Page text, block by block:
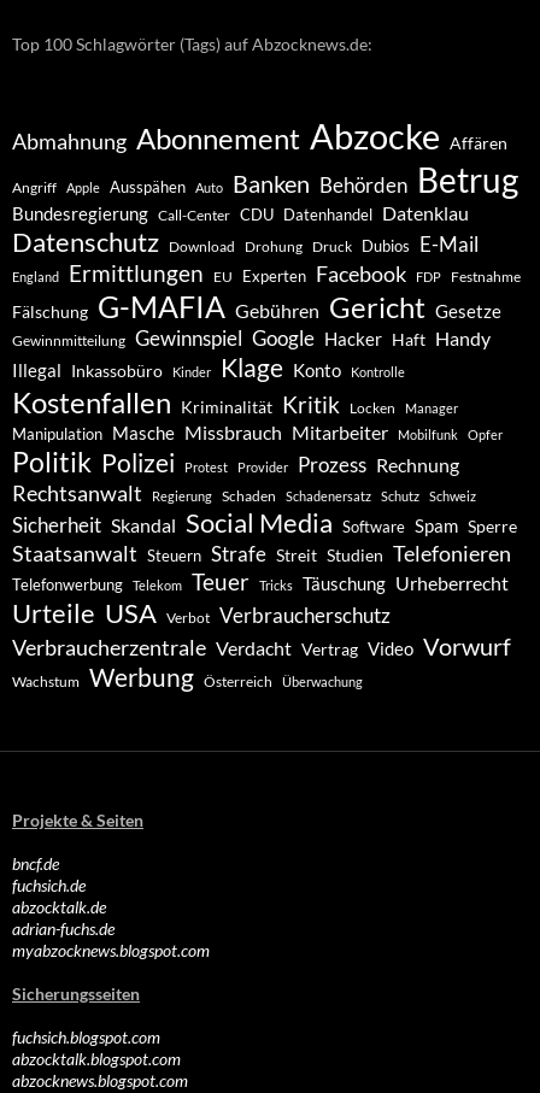
Top 100 Schlagwörter (Tags) auf Abzocknews.de:
Abmahnung Abonnement Abzocke Affären
Angriff Apple Ausspähen Auto Banken Behörden Betrug
Bundesregierung Call-Center CDU Datenhandel Datenklau
Datenschutz Download Drohung Druck Dubios E-Mail
England Ermittlungen EU Experten Facebook FDP Festnahme
Fälschung G-MAFIA Gebühren Gericht Gesetze
Gewinnmitteilung Gewinnspiel Google Hacker Haft Handy
Illegal Inkassobüro Kinder Klage Konto Kontrolle
Kostenfallen Kriminalität Kritik Locken Manager
Manipulation Masche Missbrauch Mitarbeiter Mobilfunk Opfer
Politik Polizei Protest Provider Prozess Rechnung
Rechtsanwalt Regierung Schaden Schadenersatz Schutz Schweiz
Sicherheit Skandal Social Media Software Spam Sperre
Staatsanwalt Steuern Strafe Streit Studien Telefonieren
Telefonwerbung Telekom Teuer Tricks Täuschung Urheberrecht
Urteile USA Verbot Verbraucherschutz
Verbraucherzentrale Verdacht Vertrag Video Vorwurf
Wachstum Werbung Österreich Überwachung
Projekte & Seiten
bncf.de
fuchsich.de
abzocktalk.de
adrian-fuchs.de
myabzocknews.blogspot.com
Sicherungsseiten
fuchsich.blogspot.com
abzocktalk.blogspot.com
abzocknews.blogspot.com